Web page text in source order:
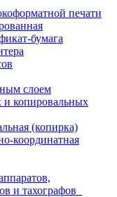
печати
бумага
слоем
и копировальных
(копирка)
координатная
и тахографов